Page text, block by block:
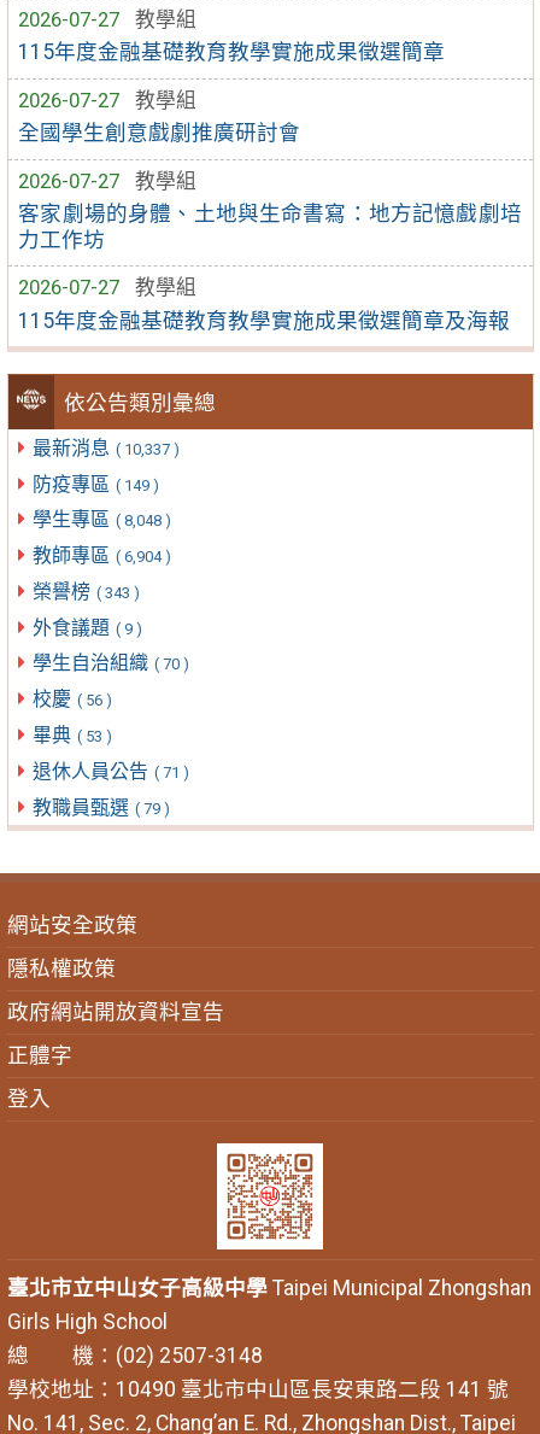
2026-07-27
教學組
115年度金融基礎教育教學實施成果徵選簡章
2026-07-27
教學組
全國學生創意戲劇推廣研討會
2026-07-27
教學組
客家劇場的身體、土地與生命書寫：地方記憶戲劇培
力工作坊
2026-07-27
教學組
115年度金融基礎教育教學實施成果徵選簡章及海報
依公告類別彙總
最新消息 ( 10,337 )
防疫專區 ( 149 )
學生專區 ( 8,048 )
教師專區 ( 6,904 )
榮譽榜 ( 343 )
外食議題 ( 9 )
學生自治組織 ( 70 )
校慶 ( 56 )
畢典 ( 53 )
退休人員公告 ( 71 )
教職員甄選 ( 79 )
網站安全政策
隱私權政策
政府網站開放資料宣告
正體字
登入
臺北市立中山女子高級中學Taipei Municipal Zhongshan
Girls High School
總 機：(02) 2507-3148
學校地址：10490 臺北市中山區長安東路二段 141 號
No. 141, Sec. 2, Chang’an E. Rd., Zhongshan Dist., Taipei